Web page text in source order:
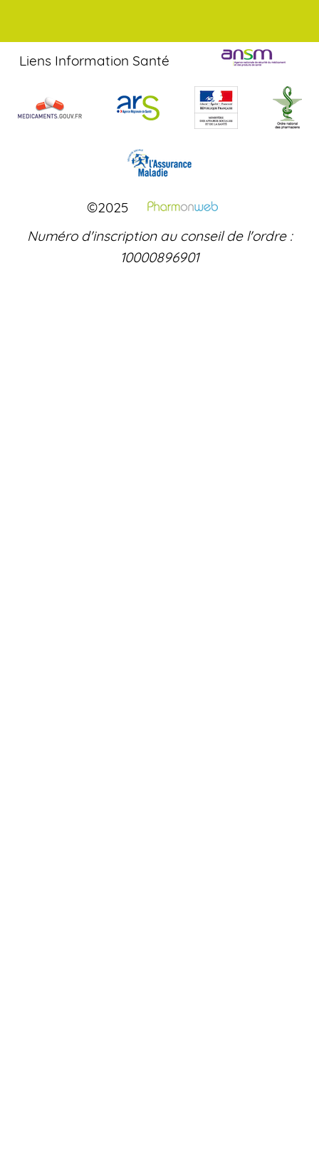
Liens Information Santé
©2025
Numéro d'inscription au conseil de l'ordre :
10000896901